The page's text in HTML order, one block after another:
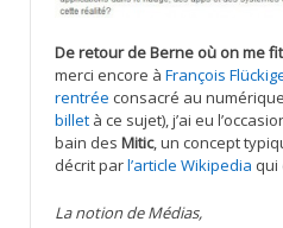
De retour de Berne où on me
merci encore à François
rentrée consacré au
billet à ce sujet), j’ai eu
bain des Mitic, un concept
décrit parl’article Wikipedia qui
La notion de Médias,